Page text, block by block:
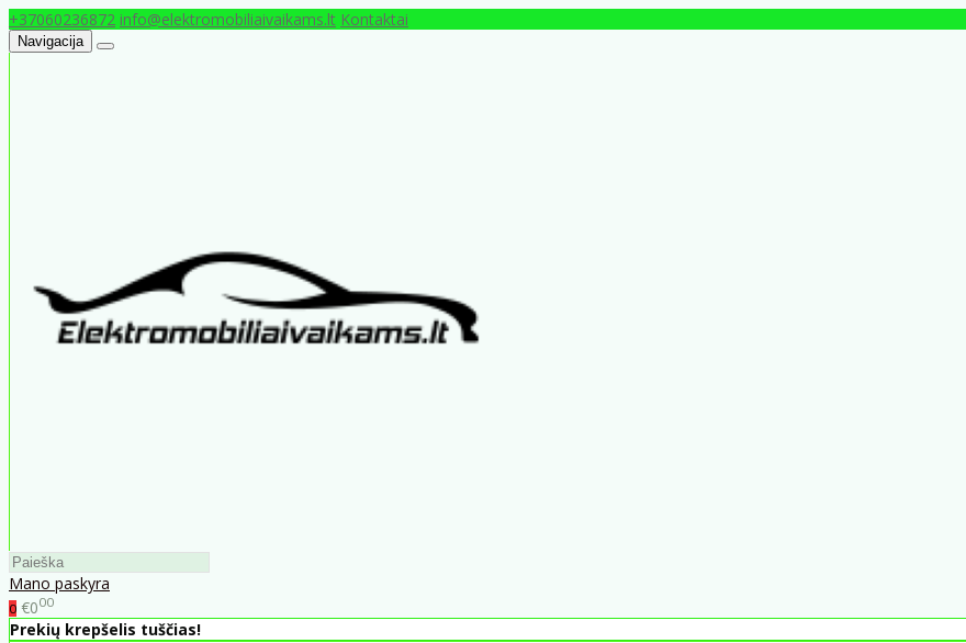
+37060236872 info@elektromobiliaivaikams.lt Kontaktai
Navigacija
Mano paskyra
0 €000
Prekių krepšelis tuščias!